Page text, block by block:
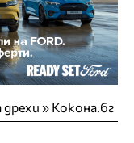
дрехи » Кокона.бг